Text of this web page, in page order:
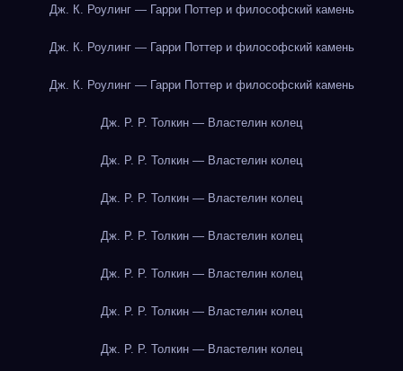
Дж. К. Роулинг — Гарри Поттер и философский камень
Дж. К. Роулинг — Гарри Поттер и философский камень
Дж. К. Роулинг — Гарри Поттер и философский камень
Дж. Р. Р. Толкин — Властелин колец
Дж. Р. Р. Толкин — Властелин колец
Дж. Р. Р. Толкин — Властелин колец
Дж. Р. Р. Толкин — Властелин колец
Дж. Р. Р. Толкин — Властелин колец
Дж. Р. Р. Толкин — Властелин колец
Дж. Р. Р. Толкин — Властелин колец